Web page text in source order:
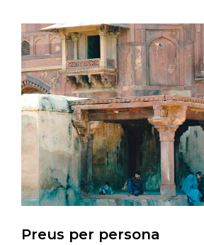
Preus per persona